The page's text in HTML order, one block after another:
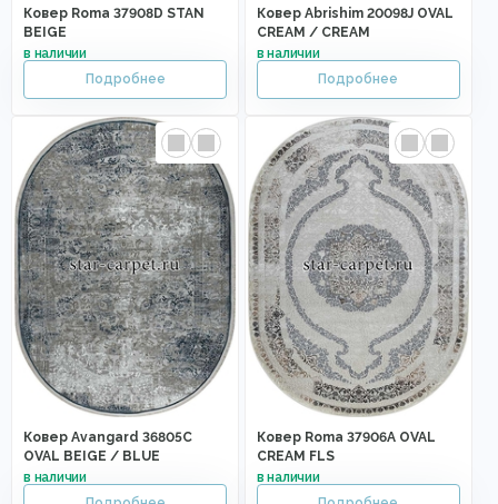
Ковер Roma 37908D STAN
BEIGE
Ковер Abrishim 20098J OVAL
CREAM / CREAM
Ковер Avangard 36805C
OVAL BEIGE / BLUE
Ковер Roma 37906A OVAL
CREAM FLS